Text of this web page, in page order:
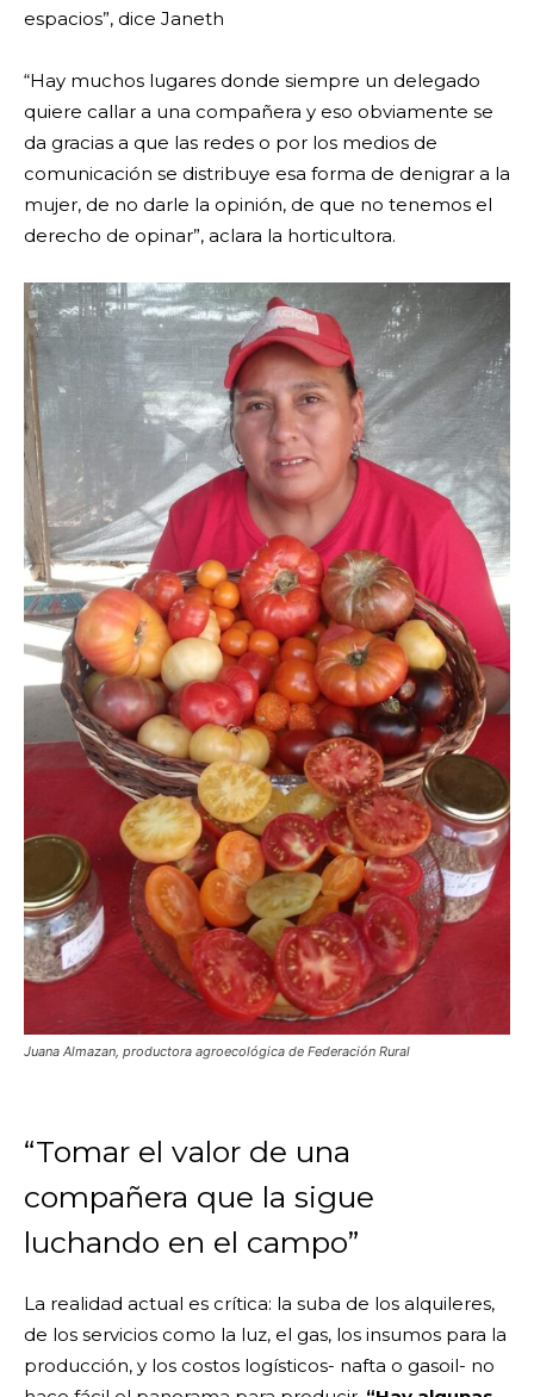
espacios”, dice Janeth
“Hay muchos lugares donde siempre un delegado
quiere callar a una compañera y eso obviamente se
da gracias a que las redes o por los medios de
comunicación se distribuye esa forma de denigrar a la
mujer, de no darle la opinión, de que no tenemos el
derecho de opinar”, aclara la horticultora.
Juana Almazan, productora agroecológica de Federación Rural
“Tomar el valor de una
compañera que la sigue
luchando en el campo”
La realidad actual es crítica: la suba de los alquileres,
de los servicios como la luz, el gas, los insumos para la
producción, y los costos logísticos- nafta o gasoil- no